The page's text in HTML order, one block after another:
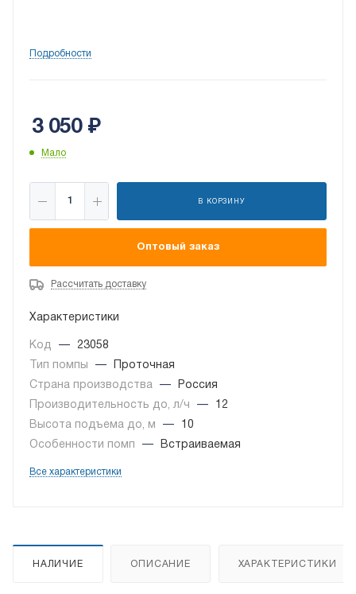
Подробности
3 050₽
Мало
В КОРЗИНУ
Оптовый заказ
Рассчитать доставку
Характеристики
Код —
23058
Тип помпы
—
Проточная
Страна производства
—
Россия
Производительность до, л/ч
—
12
Высота подъема до, м
—
10
Особенности помп
— Встраиваемая
Все характеристики
НАЛИЧИЕ ОПИСАНИЕ ХАРАКТЕРИСТИКИ